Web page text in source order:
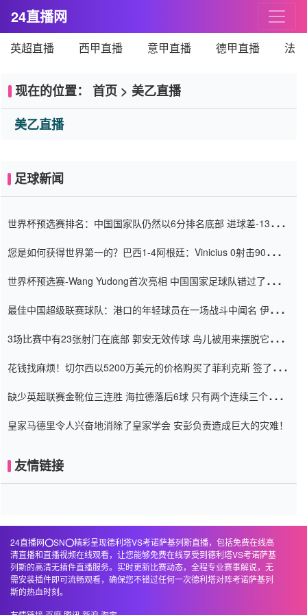
24直播网
英超直播 西甲直播 意甲直播 德甲直播 法
现在的位置： 首页 > 美乙直播
美乙直播
足球新闻
世界杯预选赛排名：中国国家队仍然以6分排名底部 进球差-13令人
您是如何获得世界第一的？巴西1-4阿根廷：Vinicius 0射击90分钟
世界杯预选赛-Wang Yudong首次亮相 中国国家足球队错过了世界
最佳中国超级联赛球队：港口的年轻球员在一场战斗中闻名 伊万放
3场比赛中有23张射门在底部 郭安无效传球 鸟儿被用来摆脱它
花钱找麻烦！切尔西以5200万美元的价格购买了菲利克斯 签了7年
缺少英超联赛金靴位三连胜 海拉德落后6球 只有两个连续三个连续
皇家马德里令人兴奋地消除了皇家学会 安彭负责造成巨大的灾难！
友情链接
24直播网⭕️SN⭕️精彩呈现德利塔VS考诺萨基列斯直播，包括免费在线高
清直播和直播视频在线观看，让您能够免费在线享受到德利塔VS考诺萨基
列斯的高清无插件直播服务。实时更新比赛动态，全程专业赛事解说，无
需安装插件即可流畅观看，确保您不错过任何一次德利塔对阵考诺萨基列
斯的热血时刻。